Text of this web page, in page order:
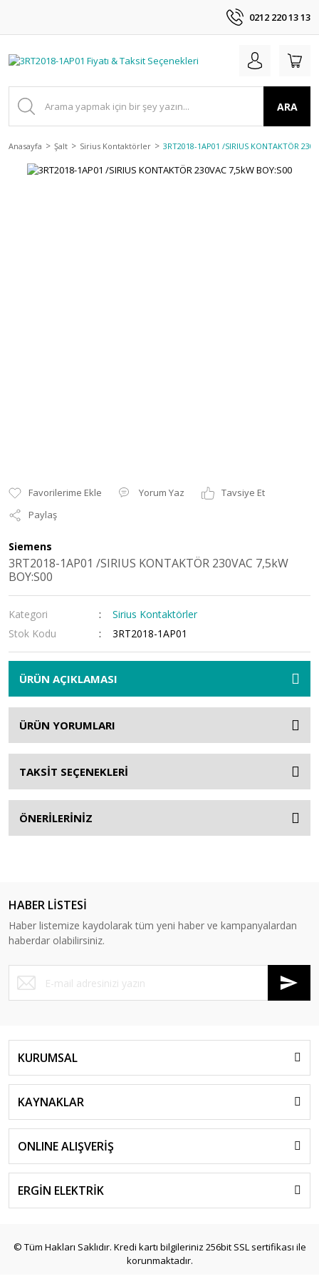
0212 220 13 13
ARA
Anasayfa Şalt Sirius Kontaktörler 3RT2018-1AP01 /SIRIUS KONTAKTÖR
Yorum Yaz
Tavsiye Et
Paylaş
Siemens
3RT2018-1AP01 /SIRIUS KONTAKTÖR 230VAC 7,5kW
BOY:S00
Kategori
Sirius Kontaktörler
Stok Kodu
3RT2018-1AP01
ÜRÜN AÇIKLAMASI
ÜRÜN YORUMLARI
TAKSİT SEÇENEKLERİ
ÖNERİLERİNİZ
HABER LİSTESİ
Haber listemize kaydolarak tüm yeni haber ve kampanyalardan
haberdar olabilirsiniz.
KURUMSAL
KAYNAKLAR
ONLINE ALIŞVERİŞ
ERGİN ELEKTRİK
© Tüm Hakları Saklıdır. Kredi kartı bilgileriniz 256bit SSL sertifikası ile
korunmaktadır.